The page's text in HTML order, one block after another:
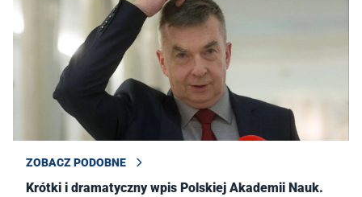
ZOBACZ PODOBNE
Krótki i dramatyczny wpis Polskiej Akademii Nauk.